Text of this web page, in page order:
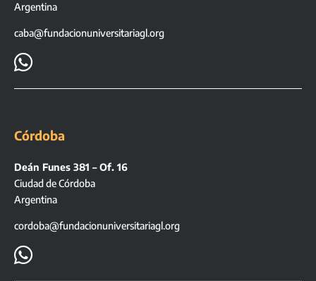
Argentina
caba@fundacionuniversitariagl.org

Córdoba
Deán Funes 381 – Of. 16
Ciudad de Córdoba
Argentina
cordoba@fundacionuniversitariagl.org
